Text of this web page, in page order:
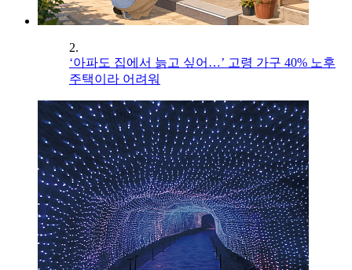
2.
‘아파도 집에서 늙고 싶어…’ 고령 가구 40% 노후
주택이라 어려워